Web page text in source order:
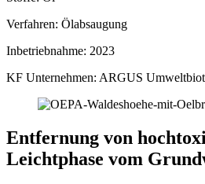
Verfahren: Ölabsaugung
Inbetriebnahme: 2023
KF Unternehmen: ARGUS
Entfernung von
Leichtphase vom